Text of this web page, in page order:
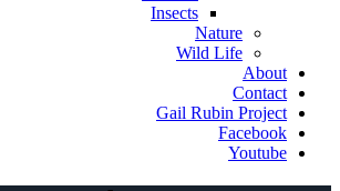
Insects
Nature
Wild Life
About
Contact
Gail Rubin Project
Facebook
Youtube